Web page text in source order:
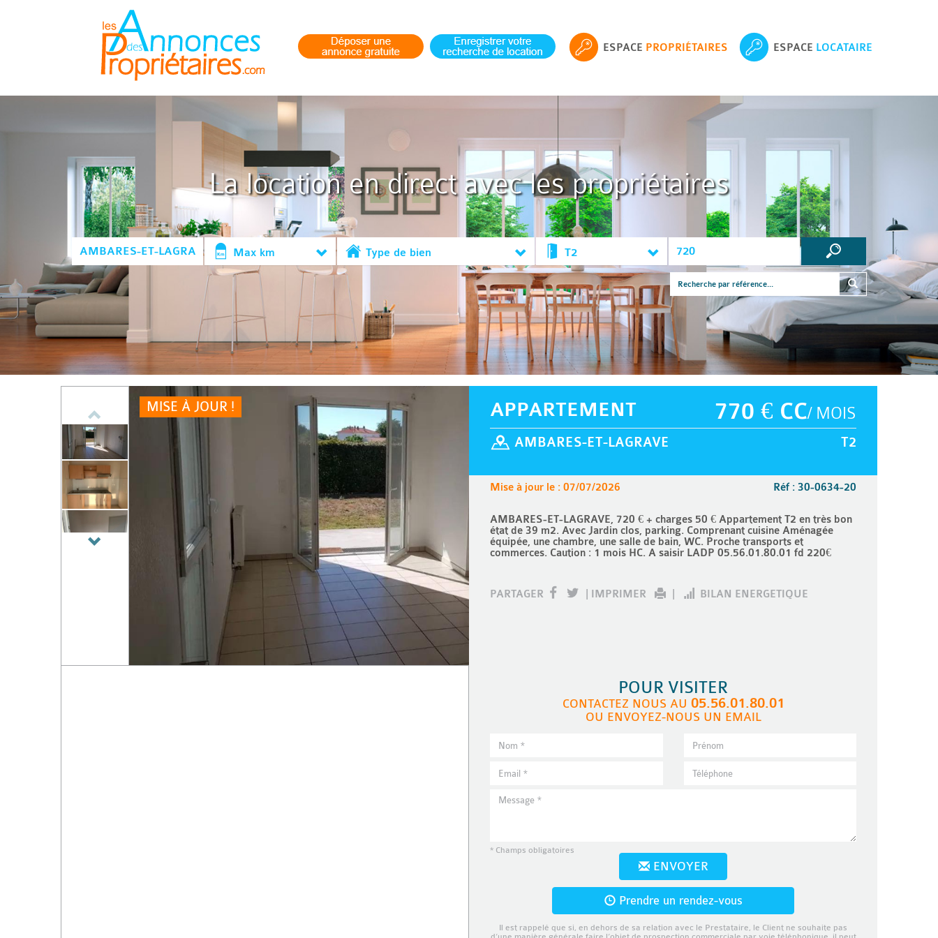
ESPACE PROPRIÉTAIRES ESPACE LOCATAIRE
La location en direct avec les propriétaires
Max km Type de bien T2
MISE À JOUR ! 770 € CC/ MOIS
APPARTEMENT
T2
AMBARES-ET-LAGRAVE
Réf : 30-0634-20
Mise à jour le : 07/07/2026
AMBARES-ET-LAGRAVE, 720 € + charges 50 € Appartement T2 en très bon
état de 39 m2. Avec Jardin clos, parking. Comprenant cuisine Aménagée
équipée, une chambre, une salle de bain, WC. Proche transports et
commerces. Caution : 1 mois HC. A saisir LADP 05.56.01.80.01 fd 220€
PARTAGER IMPRIMER BILAN ENERGETIQUE
POUR VISITER
CONTACTEZ NOUS AU 05.56.01.80.01
OU ENVOYEZ-NOUS UN EMAIL
* Champs obligatoires
ENVOYER
Prendre un rendez-vous
Il est rappelé que si, en dehors de sa relation avec le Prestataire, le Client ne souhaite pas